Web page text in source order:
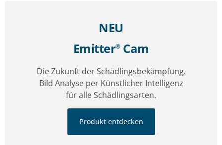
NEU
Emitter®Cam
Die Zukunft der Schädlingsbekämpfung.
Bild Analyse per Künstlicher Intelligenz
für alle Schädlingsarten.
Produkt entdecken